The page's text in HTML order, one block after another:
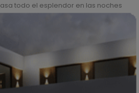
todo el esplendor en las noches